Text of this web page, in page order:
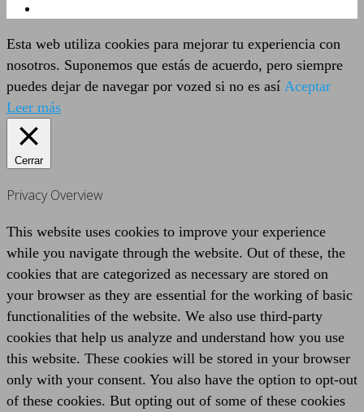
Esta web utiliza cookies para mejorar tu experiencia con
nosotros. Suponemos que estás de acuerdo, pero siempre
puedes dejar de navegar por vozed si no es así Aceptar
Leer más
Cerrar
Privacy Overview
This website uses cookies to improve your experience
while you navigate through the website. Out of these, the
cookies that are categorized as necessary are stored on
your browser as they are essential for the working of basic
functionalities of the website. We also use third-party
cookies that help us analyze and understand how you use
this website. These cookies will be stored in your browser
only with your consent. You also have the option to opt-out
of these cookies. But opting out of some of these cookies